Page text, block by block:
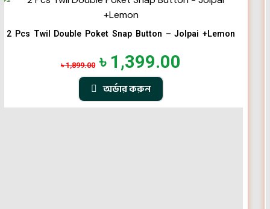
2 Pcs Twil Double Poket Snap Button – Jolpai +Lemon
৳1,899.00 ৳ 1,399.00
অর্ডার করুন